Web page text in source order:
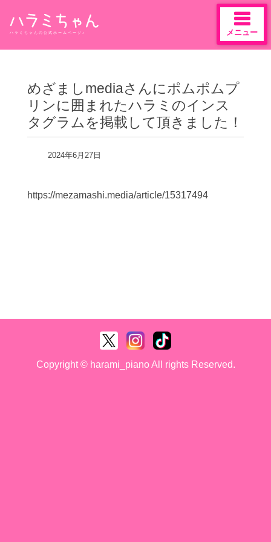
content
ハラミちゃんの公式ホームページ♪ メニュー
めざましmediaさんにポムポムプ
リンに囲まれたハラミのインス
タグラムを掲載して頂きました！
2024年6月27日
https://mezamashi.media/article/15317494
Copyright © harami_piano All rights Reserved.